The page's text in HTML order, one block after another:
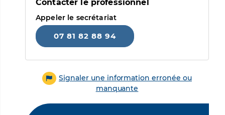
Contacter le professionnel
Appeler le secrétariat
07 81 82 88 94
Signaler une information erronée ou
manquante